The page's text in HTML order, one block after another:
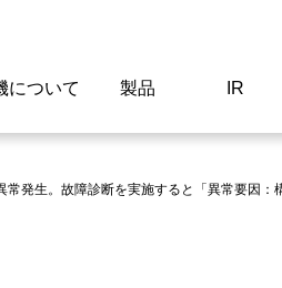
について 製品 IR
発生。故障診断を実施すると「異常要因